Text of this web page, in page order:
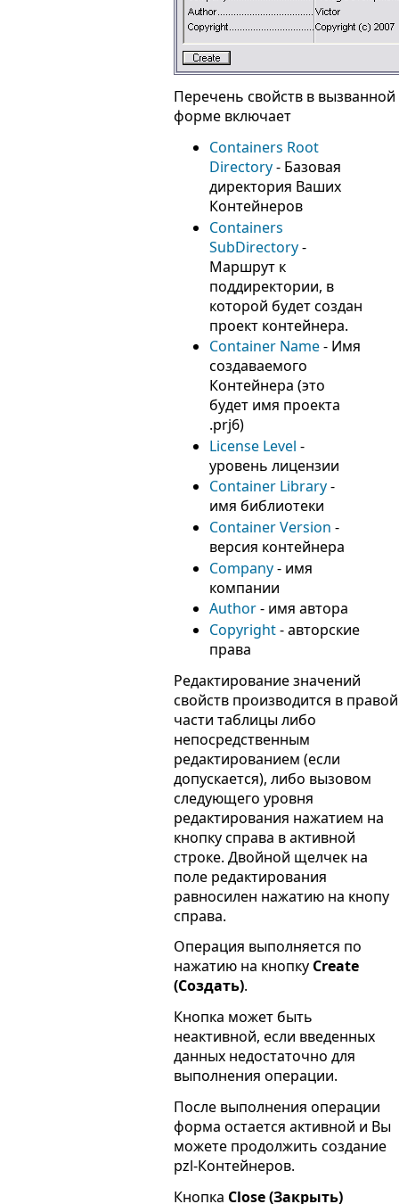
Перечень свойств в вызванной
форме включает
Containers Root
Directory- Базовая
директория Ваших
Контейнеров
Containers
SubDirectory-
Маршрут к
поддиректории, в
которой будет создан
проект контейнера.
Container Name- Имя
создаваемого
Контейнера (это
будет имя проекта
.prj6)
License Level -
уровень лицензии
Container Library-
имя библиотеки
Container Version -
версия контейнера
Company- имя
компании
Author- имя автора
Copyright- авторские
права
Редактирование значений
свойств производится в правой
части таблицы либо
непосредственным
редактированием (если
допускается), либо вызовом
следующего уровня
редактирования нажатием на
кнопку справа в активной
строке. Двойной щелчек на
поле редактирования
равносилен нажатию на кнопу
справа.
Операция выполняется по
нажатию на кнопку Create
(Создать).
Кнопка может быть
неактивной, если введенных
данных недостаточно для
выполнения операции.
После выполнения операции
форма остается активной и Вы
можете продолжить создание
pzl-Контейнеров.
Кнопка Close (Закрыть)